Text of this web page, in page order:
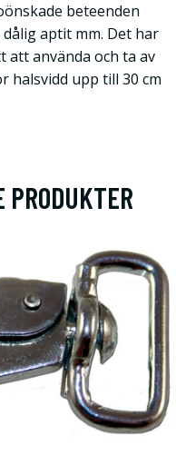
beteenden
aptit mm. Det har
att använda och ta av
halsvidd upp till 30 cm
PRODUKTER